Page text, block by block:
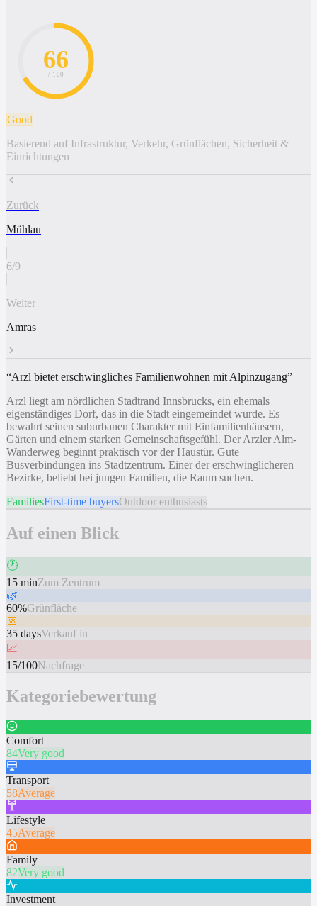
66
/ 100
Good
Basierend auf Infrastruktur, Verkehr, Grünflächen, Sicherheit &
Einrichtungen
Zurück
Mühlau
6/9
Weiter
Amras
“Arzl bietet erschwingliches Familienwohnen mit Alpinzugang”
Arzl liegt am nördlichen Stadtrand Innsbrucks, ein ehemals
eigenständiges Dorf, das in die Stadt eingemeindet wurde. Es
bewahrt seinen suburbanen Charakter mit Einfamilienhäusern,
Gärten und einem starken Gemeinschaftsgefühl. Der Arzler Alm-
Wanderweg beginnt praktisch vor der Haustür. Gute
Busverbindungen ins Stadtzentrum. Einer der erschwinglicheren
Bezirke, beliebt bei jungen Familien, die Raum suchen.
FamiliesFirst-time buyersOutdoor enthusiasts
Auf einen Blick
🕐
15 minZum Zentrum
🌿
60%Grünfläche
📅
35 daysVerkauf in
📈
15/100Nachfrage
Kategoriebewertung
Comfort
84Very good
Transport
58Average
Lifestyle
45Average
Family
82Very good
Investment